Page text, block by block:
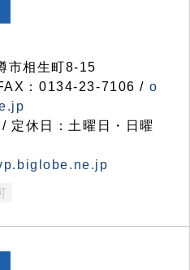
相生町8-15
：0134-23-7106 / o
定休日：土曜日・日曜